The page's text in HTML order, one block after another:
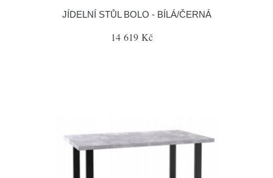
JÍDELNÍ STŮL BOLO - BÍLÁ/ČERNÁ
14 619 Kč